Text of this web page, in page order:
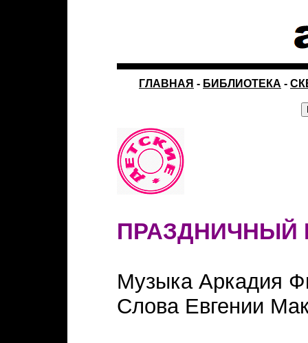
ГЛАВНАЯ - БИБЛИОТЕКА -
ПРАЗДНИЧНЫЙ
Музыка Аркадия
Слова Евгении